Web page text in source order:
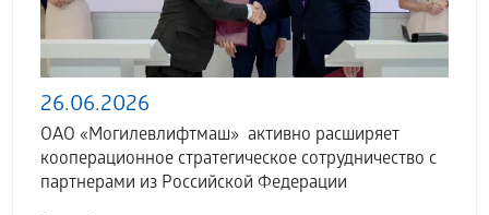
26.06.2026
ОАО «Могилевлифтмаш» активно расширяет
кооперационное стратегическое сотрудничество с
партнерами из Российской Федерации